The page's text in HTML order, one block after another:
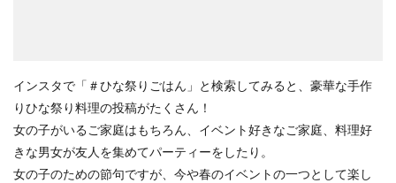
インスタで「＃ひな祭りごはん」と検索してみると、豪華な手作
りひな祭り料理の投稿がたくさん！
女の子がいるご家庭はもちろん、イベント好きなご家庭、料理好
きな男女が友人を集めてパーティーをしたり。
女の子のための節句ですが、今や春のイベントの一つとして楽し